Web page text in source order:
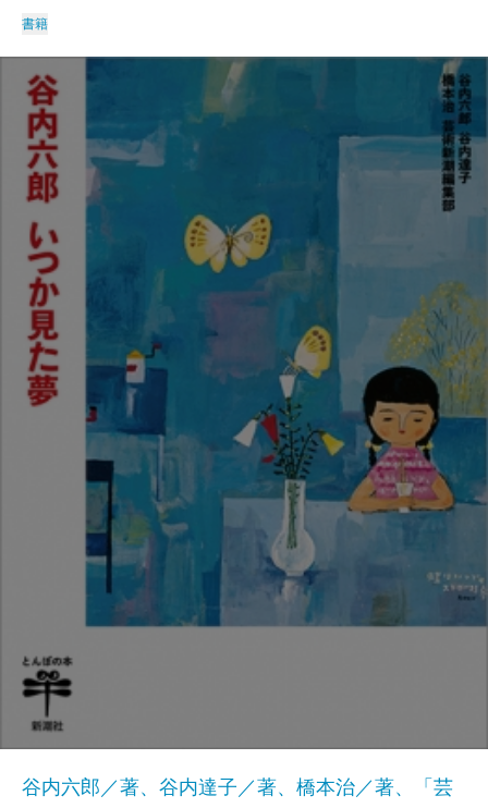
書籍
谷内六郎／著、谷内達子／著、橋本治／著、「芸